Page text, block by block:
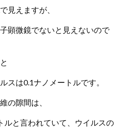
見えますが、
顕微鏡でないと見えないので
スは0.1ナノメートルです。
の隙間は、
ルと言われていて、ウイルスの